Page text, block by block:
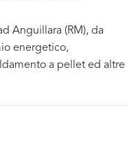
Anguillara (RM), da
energetico,
a pellet ed altre